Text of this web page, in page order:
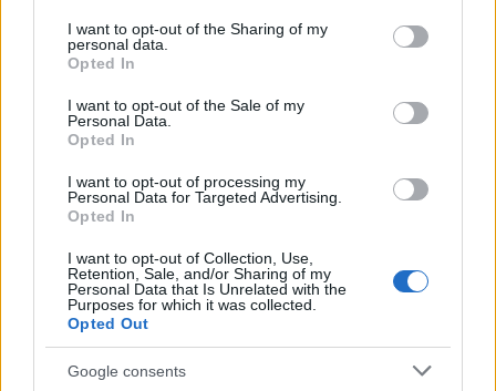
disclose it to other third parties.
Please note that this website/app uses one or more Google
services and may gather and store information including but
not limited to your visit or usage behaviour. You may click to
grant or deny consent to Google and its third-party tags to
consent section.
I want to opt-out of the Sharing of my
personal data.
Opted In
I want to opt-out of the Sale of my
Personal Data.
Opted In
I want to opt-out of processing my
Personal Data for Targeted Advertising.
Opted In
I want to opt-out of Collection, Use,
Retention, Sale, and/or Sharing of my
Personal Data that Is Unrelated with the
Purposes for which it was collected.
Opted Out
Google consents
Francia
Investieren24
News Hub UK
Lgbtq News